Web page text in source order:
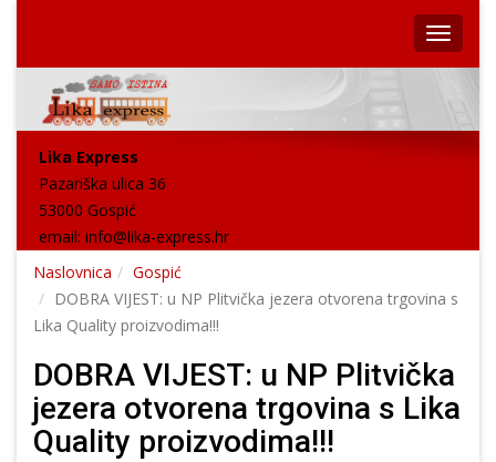
Lika Express
Pazariška ulica 36
53000 Gospić
email: info@lika-express.hr
Naslovnica
Gospić
DOBRA VIJEST: u NP Plitvička jezera otvorena trgovina s
Lika Quality proizvodima!!!
DOBRA VIJEST: u NP Plitvička
jezera otvorena trgovina s Lika
Quality proizvodima!!!